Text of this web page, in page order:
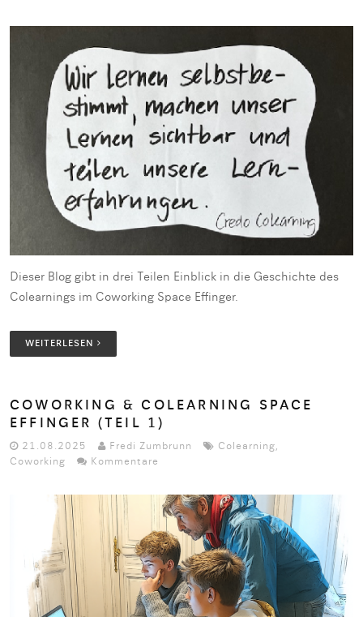
Dieser Blog gibt in drei Teilen Einblick in die Geschichte des
Colearnings im Coworking Space Effinger.
WEITERLESEN
COWORKING & COLEARNING SPACE
EFFINGER (TEIL 1)
21.08.2025 Fredi Zumbrunn Colearning,
Coworking
Kommentare